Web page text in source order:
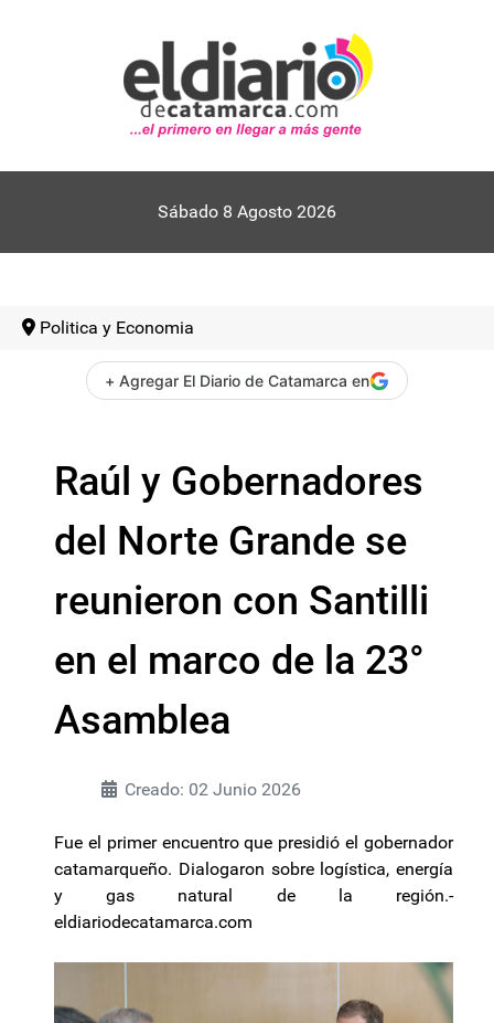
Sábado 8 Agosto 2026
Politica y Economia
+ Agregar El Diario de Catamarca en
Raúl y Gobernadores
del Norte Grande se
reunieron con Santilli
en el marco de la 23°
Asamblea
Creado: 02 Junio 2026
Fue el primer encuentro que presidió el gobernador
catamarqueño. Dialogaron sobre logística, energía
y gas natural de la región.-
eldiariodecatamarca.com